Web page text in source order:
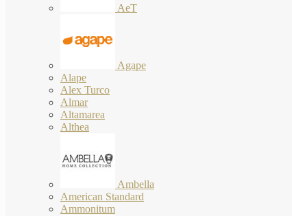
AeT
Agape
Alape
Alex Turco
Almar
Altamarea
Althea
Ambella
American Standard
Ammonitum